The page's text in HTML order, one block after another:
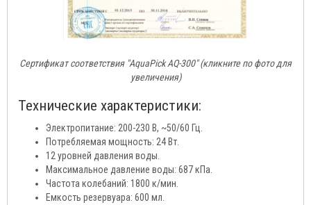
Сертификат соответствия "AquaPick AQ-300" (кликните по фото для
увеличения)
Технические характеристики:
Электропитание: 200-230 В, ~50/60 Гц.
Потребляемая мощность: 24 Вт.
12 уровней давления воды.
Максимальное давление воды: 687 кПа.
Частота колебаний: 1800 к/мин.
Емкость резервуара: 600 мл.